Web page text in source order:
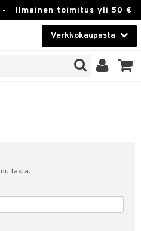
Ilmainen toimitus yli 50 €
Verkkokaupasta
tästä.